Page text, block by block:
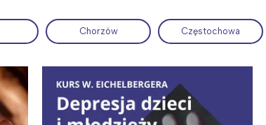
Pszczoła i kwitnący ul
Chorzów Częstochowa